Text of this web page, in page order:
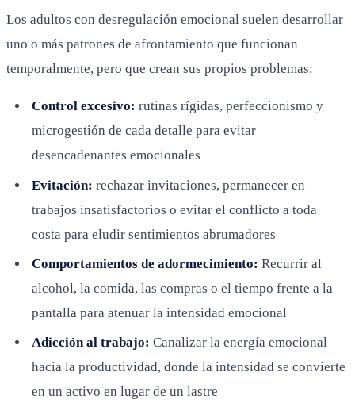
Los adultos con desregulación emocional suelen desarrollar
uno o más patrones de afrontamiento que funcionan
temporalmente, pero que crean sus propios problemas:
Control excesivo: rutinas rígidas, perfeccionismo y
microgestión de cada detalle para evitar
desencadenantes emocionales
Evitación: rechazar invitaciones, permanecer en
trabajos insatisfactorios o evitar el conflicto a toda
costa para eludir sentimientos abrumadores
Comportamientos de adormecimiento: Recurrir al
alcohol, la comida, las compras o el tiempo frente a la
pantalla para atenuar la intensidad emocional
Adicción al trabajo: Canalizar la energía emocional
hacia la productividad, donde la intensidad se convierte
en un activo en lugar de un lastre